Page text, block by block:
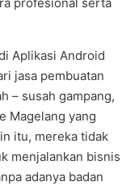
Aplikasi Android
jasa pembuatan
– susah gampang,
Magelang yang
itu, mereka tidak
menjalankan bisnis
adanya badan